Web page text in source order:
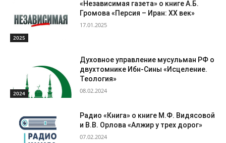
2025
«Независимая газета» о книге А.Б.
Громова «Персия – Иран: ХХ век»
17.01.2025
2024
Духовное управление мусульман РФ о
двухтомнике Ибн-Сины «Исцеление.
Теология»
08.02.2024
Радио «Книга» о книге М.Ф. Видясовой
и В.В. Орлова «Алжир у трех дорог»
07.02.2024